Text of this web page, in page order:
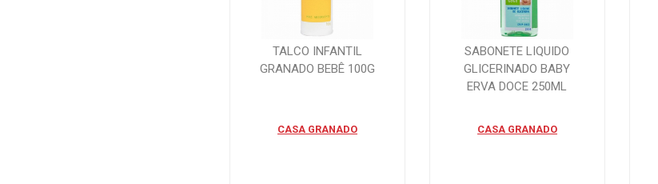
TALCO INFANTIL
GRANADO BEBÊ 100G
CASA GRANADO
SABONETE LIQUIDO
GLICERINADO BABY
ERVA DOCE 250ML
CASA GRANADO